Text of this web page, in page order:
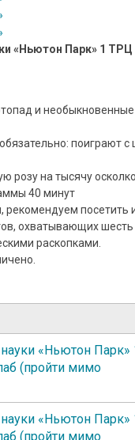
«Ньютон Парк» 1
и
поиграют
розу на тысячу
40 минут
посетить
охватывающих
раскопками.
«Ньютон Парк»
(пройти мимо
«Ньютон Парк»
(пройти мимо